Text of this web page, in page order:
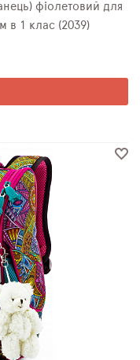
фіолетовий для
см в 1 клас (2039)